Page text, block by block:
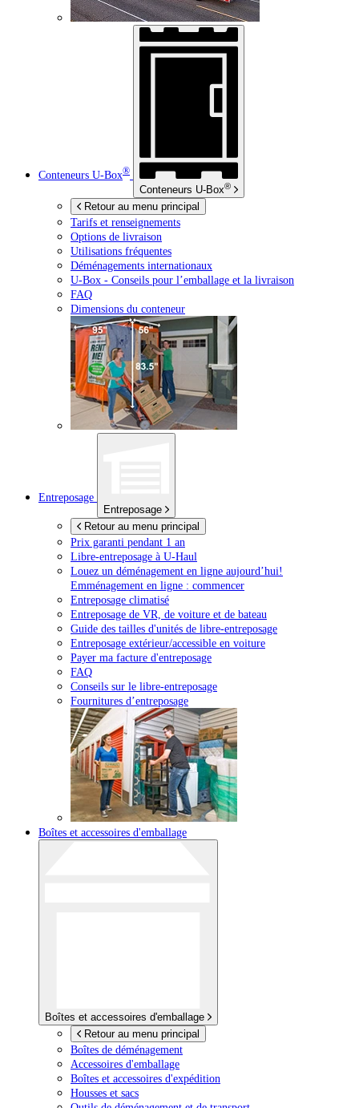
Conteneurs U-Box®
Conteneurs U-Box®
Retour au menu principal
Tarifs et renseignements
Options de livraison
Utilisations fréquentes
Déménagements internationaux
U-Box - Conseils pour l’emballage et la livraison
FAQ
Dimensions du conteneur
Entreposage
Entreposage
Retour au menu principal
Prix garanti pendant 1 an
Libre-entreposage à U-Haul
Louez un déménagement en ligne aujourd’hui!
Emménagement en ligne : commencer
Entreposage climatisé
Entreposage de VR, de voiture et de bateau
Guide des tailles d'unités de libre-entreposage
Entreposage extérieur/accessible en voiture
Payer ma facture d'entreposage
FAQ
Conseils sur le libre-entreposage
Fournitures d’entreposage
Boîtes et accessoires d'emballage
Boîtes et accessoires d'emballage
Retour au menu principal
Boîtes de déménagement
Accessoires d'emballage
Boîtes et accessoires d'expédition
Housses et sacs